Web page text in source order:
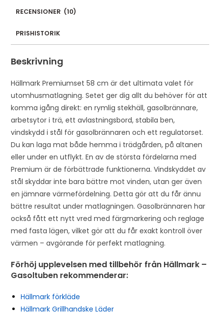
RECENSIONER (10)
PRISHISTORIK
Beskrivning
Hällmark Premiumset 58 cm är det ultimata valet för
utomhusmatlagning. Setet ger dig allt du behöver för att
komma igång direkt: en rymlig stekhäll, gasolbrännare,
arbetsytor i trä, ett avlastningsbord, stabila ben,
vindskydd i stål för gasolbrännaren och ett regulatorset.
Du kan laga mat både hemma i trädgården, på altanen
eller under en utflykt. En av de största fördelarna med
Premium är de förbättrade funktionerna. Vindskyddet av
stål skyddar inte bara bättre mot vinden, utan ger även
en jämnare värmefördelning. Detta gör att du får ännu
bättre resultat under matlagningen. Gasolbrännaren har
också fått ett nytt vred med färgmarkering och reglage
med fasta lägen, vilket gör att du får exakt kontroll över
värmen – avgörande för perfekt matlagning.
Förhöj upplevelsen med tillbehör från Hällmark –
Gasoltuben rekommenderar:
Hällmark förkläde
Hällmark Grillhandske Läder